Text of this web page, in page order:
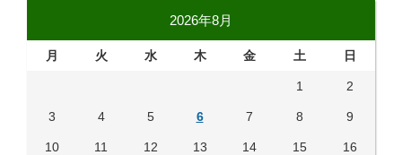
2026年8月
月 火 水 木 金 土 日
1 2
3 4 5 6 7 8 9
10 11 12 13 14 15 16